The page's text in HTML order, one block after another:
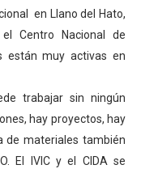
en Llano del Hato,
Centro Nacional de
están muy activas en
trabajar sin ningún
hay proyectos, hay
de materiales también
El IVIC y el CIDA se